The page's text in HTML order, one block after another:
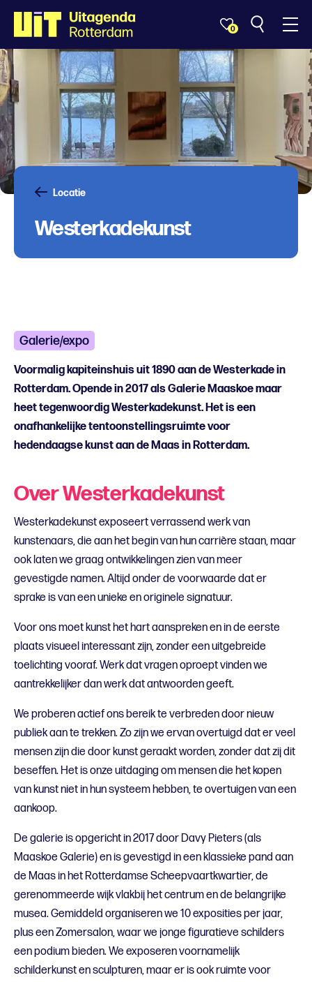
0
Locatie
Westerkadekunst
Galerie/expo
Voormalig kapiteinshuis uit 1890 aan de Westerkade in
Rotterdam. Opende in 2017 als Galerie Maaskoe maar
heet tegenwoordig Westerkadekunst. Het is een
onafhankelijke tentoonstellingsruimte voor
hedendaagse kunst aan de Maas in Rotterdam.
Over Westerkadekunst
Westerkadekunst exposeert verrassend werk van
kunstenaars, die aan het begin van hun carrière staan, maar
ook laten we graag ontwikkelingen zien van meer
gevestigde namen. Altijd onder de voorwaarde dat er
sprake is van een unieke en originele signatuur.
Voor ons moet kunst het hart aanspreken en in de eerste
plaats visueel interessant zijn, zonder een uitgebreide
toelichting vooraf. Werk dat vragen oproept vinden we
aantrekkelijker dan werk dat antwoorden geeft.
We proberen actief ons bereik te verbreden door nieuw
publiek aan te trekken. Zo zijn we ervan overtuigd dat er veel
mensen zijn die door kunst geraakt worden, zonder dat zij dit
beseffen. Het is onze uitdaging om mensen die het kopen
van kunst niet in hun systeem hebben, te overtuigen van een
aankoop.
De galerie is opgericht in 2017 door Davy Pieters (als
Maaskoe Galerie) en is gevestigd in een klassieke pand aan
de Maas in het Rotterdamse Scheepvaartkwartier, de
gerenommeerde wijk vlakbij het centrum en de belangrijke
musea. Gemiddeld organiseren we 10 exposities per jaar,
plus een Zomersalon, waar we jonge figuratieve schilders
een podium bieden. We exposeren voornamelijk
schilderkunst en sculpturen, maar er is ook ruimte voor